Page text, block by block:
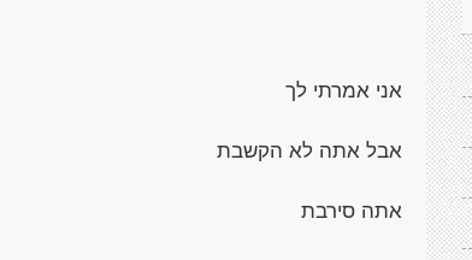
אני אמרתי לך
אבל אתה לא הקשבת
אתה סירבת